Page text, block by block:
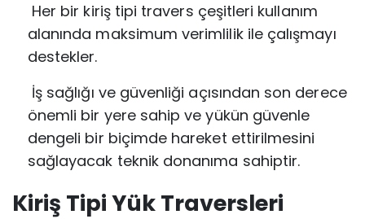
Her bir kiriş tipi travers çeşitleri kullanım
alanında maksimum verimlilik ile çalışmayı
destekler.
İş sağlığı ve güvenliği açısından son derece
önemli bir yere sahip ve yükün güvenle
dengeli bir biçimde hareket ettirilmesini
sağlayacak teknik donanıma sahiptir.
Kiriş Tipi Yük Traversleri